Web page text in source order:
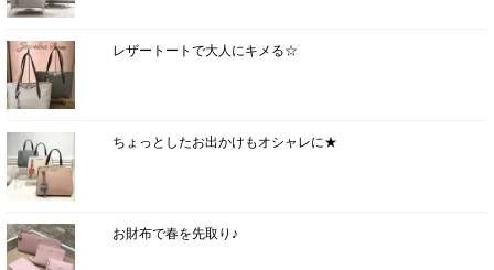
レザートートで大人にキメる☆
ちょっとしたお出かけもオシャレに★
お財布で春を先取り♪